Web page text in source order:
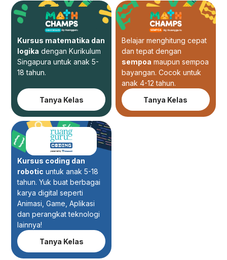
Kursus matematika dan
logika dengan Kurikulum
Singapura untuk anak 5-
18 tahun.
Tanya Kelas
Belajar menghitung cepat
dan tepat dengan
sempoa maupun sempoa
bayangan. Cocok untuk
anak 4-12 tahun.
Tanya Kelas
Kursus coding dan
robotic untuk anak 5-18
tahun. Yuk buat berbagai
karya digital seperti
Animasi, Game, Aplikasi
dan perangkat teknologi
lainnya!
Tanya Kelas